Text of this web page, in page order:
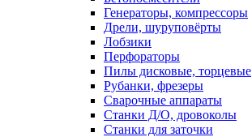
Генераторы, компрессоры
Дрели, шуруповёрты
Лобзики
Перфораторы
Пилы дисковые, торцевые
Рубанки, фрезеры
Сварочные аппараты
Станки Д/О, дровоколы
Станки для заточки